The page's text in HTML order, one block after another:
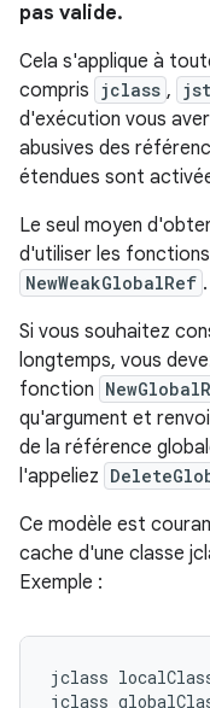
pas valide.
Cela s'applique à
compris jclass ,
d'exécution vous
abusives des
étendues sont
Le seul moyen
d'utiliser les fonctions
NewWeakGlobalRef .
Si vous souhaitez
longtemps, vous
fonction
qu'argument et
de la référence
l'appeliez
Ce modèle est
cache d'une classe
Exemple :
jclass
jclass